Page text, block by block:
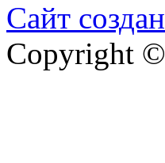
Сайт
Copyright